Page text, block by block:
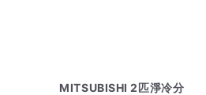
MITSUBISHI 2匹淨冷分